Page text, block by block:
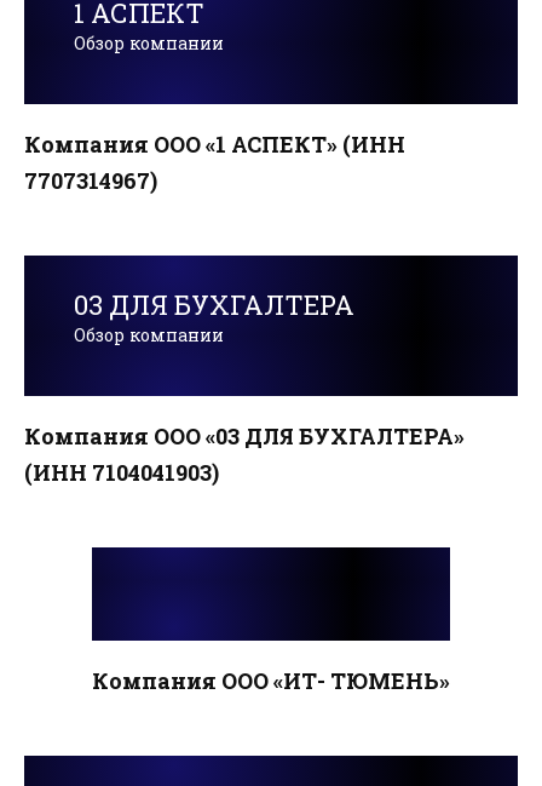
1 АСПЕКТ
Обзор компании
Компания ООО «1 АСПЕКТ» (ИНН
7707314967)
03 ДЛЯ БУХГАЛТЕРА
Обзор компании
Компания ООО «03 ДЛЯ БУХГАЛТЕРА»
(ИНН 7104041903)
Компания ООО «ИТ- ТЮМЕНЬ»